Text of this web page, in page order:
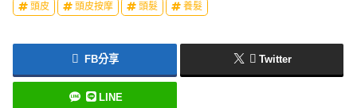
頭皮
頭皮按摩 頭髮 養髮
FB分享 Twitter
LINE